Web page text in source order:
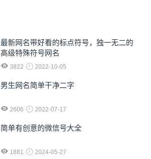
最新网名带好看的标点符号，独一无二的
高级特殊符号网名
3822 2022-10-05
男生网名简单干净二字
2606 2022-07-17
简单有创意的微信号大全
1881 2024-05-27